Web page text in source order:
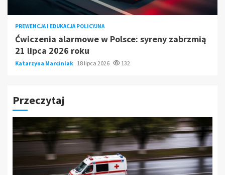
PREWENCJA I EDUKACJA POLICYJNA
Ćwiczenia alarmowe w Polsce: syreny zabrzmią
21 lipca 2026 roku
Katarzyna Marciniak 18 lipca 2026 132
Przeczytaj